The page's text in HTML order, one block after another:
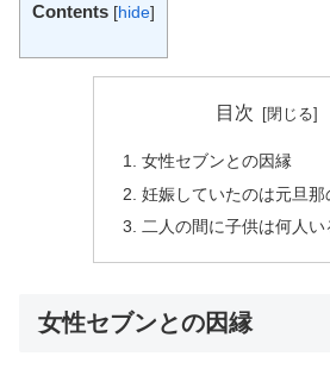
Contents [hide]
目次
女性セブンとの因縁
妊娠していたのは元旦那
二人の間に子供は何人い
女性セブンとの因縁